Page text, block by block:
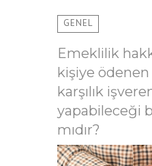
GENEL
Emeklilik
kişiye
karşılık
yapabileceği
mıdır?